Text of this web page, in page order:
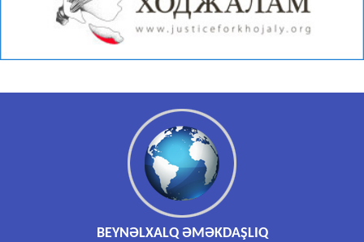
BEYNƏLXALQ ƏMƏKDAŞLIQ